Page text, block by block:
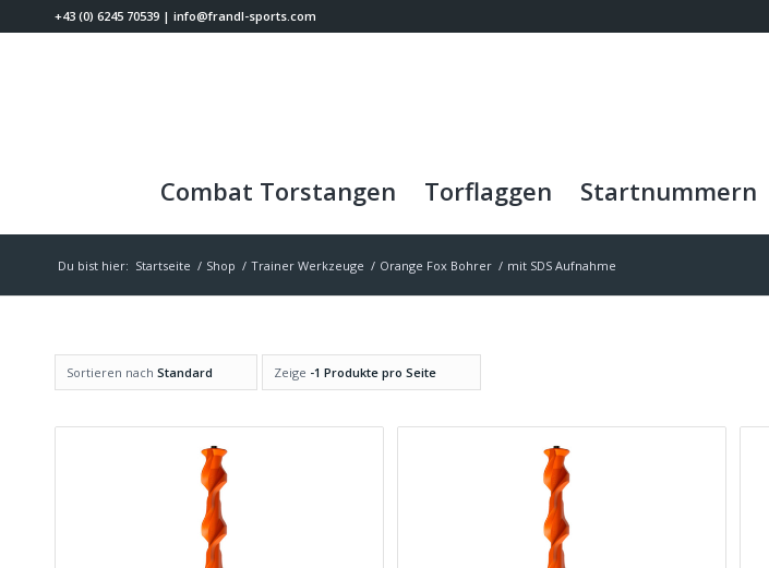
+43 (0) 6245 70539 | info@frandl-sports.com
Combat Torstangen Torflaggen Startnummern
Du bist hier: Startseite / Shop / Trainer Werkzeuge / Orange Fox Bohrer / mit SDS Aufnahme
Sortieren nach Standard Zeige -1 Produkte pro Seite